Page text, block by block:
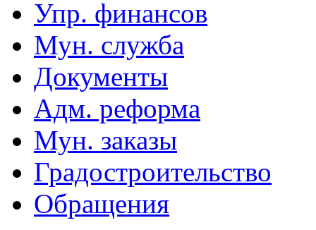
Упр. финансов
Мун. служба
Документы
Адм. реформа
Мун. заказы
Градостроительство
Обращения